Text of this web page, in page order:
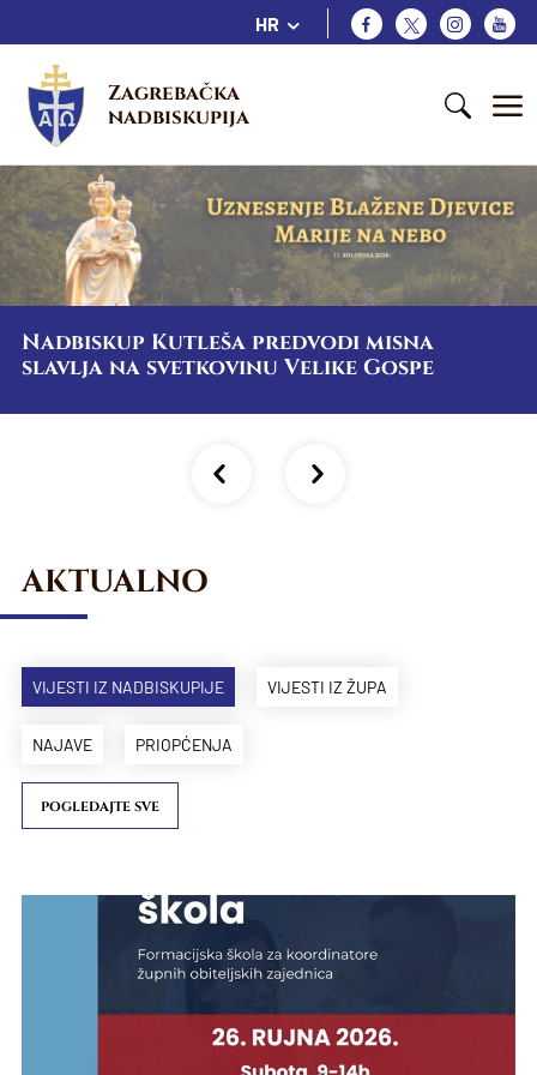
HR
Zagrebačka
nadbiskupija
Nadbiskup Kutleša predvodi misna
slavlja na svetkovinu Velike Gospe
AKTUALNO
VIJESTI IZ NADBISKUPIJE VIJESTI IZ ŽUPA
NAJAVE PRIOPĆENJA
POGLEDAJTE SVE